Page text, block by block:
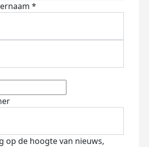
*
op de hoogte van nieuws,